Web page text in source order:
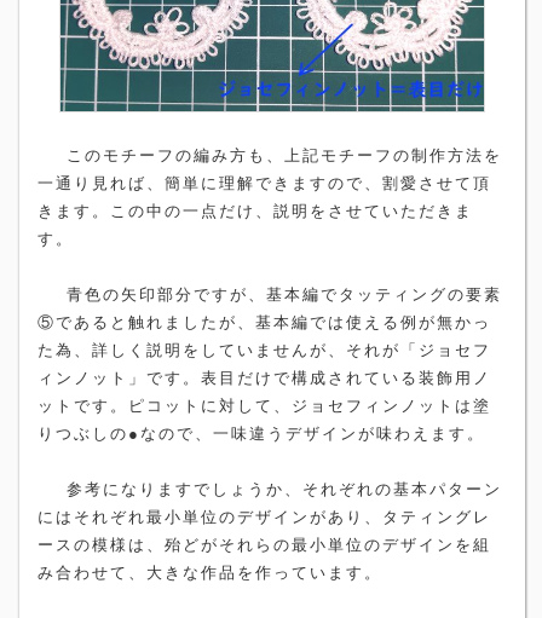
このモチーフの編み方も、上記モチーフの制作方法を
一通り見れば、簡単に理解できますので、割愛させて頂
きます。この中の一点だけ、説明をさせていただきま
す。
青色の矢印部分ですが、基本編でタッティングの要素
⑤であると触れましたが、基本編では使える例が無かっ
た為、詳しく説明をしていませんが、それが「ジョセフ
ィンノット」です。表目だけで構成されている装飾用ノ
ットです。ピコットに対して、ジョセフィンノットは塗
りつぶしの●なので、一味違うデザインが味わえます。
参考になりますでしょうか、それぞれの基本パターン
にはそれぞれ最小単位のデザインがあり、タティングレ
ースの模様は、殆どがそれらの最小単位のデザインを組
み合わせて、大きな作品を作っています。